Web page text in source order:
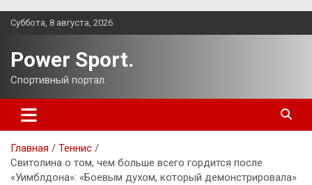
Перейти
Суббота, 8 августа, 2026
Power Sport.
Спортивный портал.
Главная
Теннис
Свитолина о том, чем больше всего гордится после
«Уимблдона»: «Боевым духом, который демонстрировала»